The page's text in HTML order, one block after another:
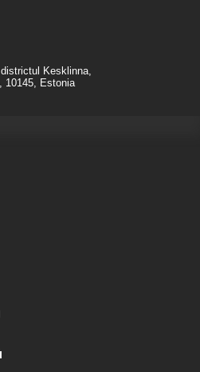
Kesklinna,
10145, Estonia